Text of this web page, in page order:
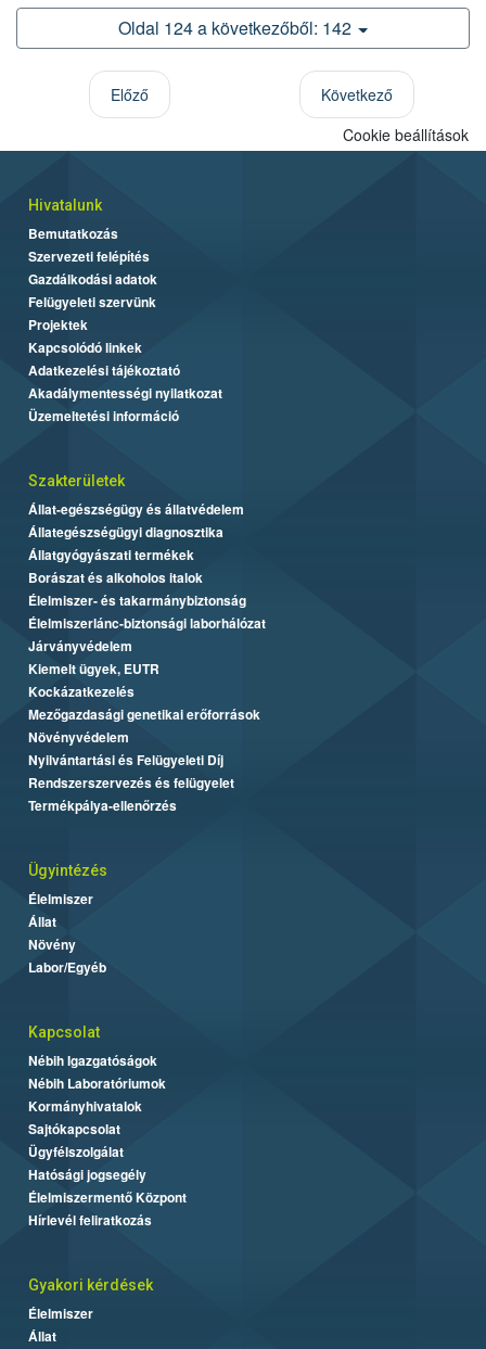
Oldal 124 a következőből: 142
Előző
Következő
Cookie beállítások
Hivatalunk
Bemutatkozás
Szervezeti felépítés
Gazdálkodási adatok
Felügyeleti szervünk
Projektek
Kapcsolódó linkek
Adatkezelési tájékoztató
Akadálymentességi nyilatkozat
Üzemeltetési információ
Szakterületek
Állat-egészségügy és állatvédelem
Állategészségügyi diagnosztika
Állatgyógyászati termékek
Borászat és alkoholos italok
Élelmiszer- és takarmánybiztonság
Élelmiszerlánc-biztonsági laborhálózat
Járványvédelem
Kiemelt ügyek, EUTR
Kockázatkezelés
Mezőgazdasági genetikai erőforrások
Növényvédelem
Nyilvántartási és Felügyeleti Díj
Rendszerszervezés és felügyelet
Termékpálya-ellenőrzés
Ügyintézés
Élelmiszer
Állat
Növény
Labor/Egyéb
Kapcsolat
Nébih Igazgatóságok
Nébih Laboratóriumok
Kormányhivatalok
Sajtókapcsolat
Ügyfélszolgálat
Hatósági jogsegély
Élelmiszermentő Központ
Hírlevél feliratkozás
Gyakori kérdések
Élelmiszer
Állat